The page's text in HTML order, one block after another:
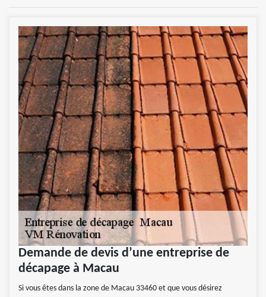
Demande de devis d’une entreprise de
décapage à Macau
Si vous êtes dans la zone de Macau 33460 et que vous désirez